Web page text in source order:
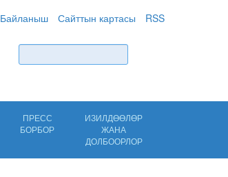
Байланыш Сайттын картасы RSS
ПРЕСС
БОРБОР
ИЗИЛДӨӨЛӨР
ЖАНА
ДОЛБООРЛОР